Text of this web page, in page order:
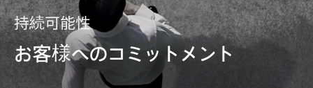
持続可能性
お客様へのコミットメント